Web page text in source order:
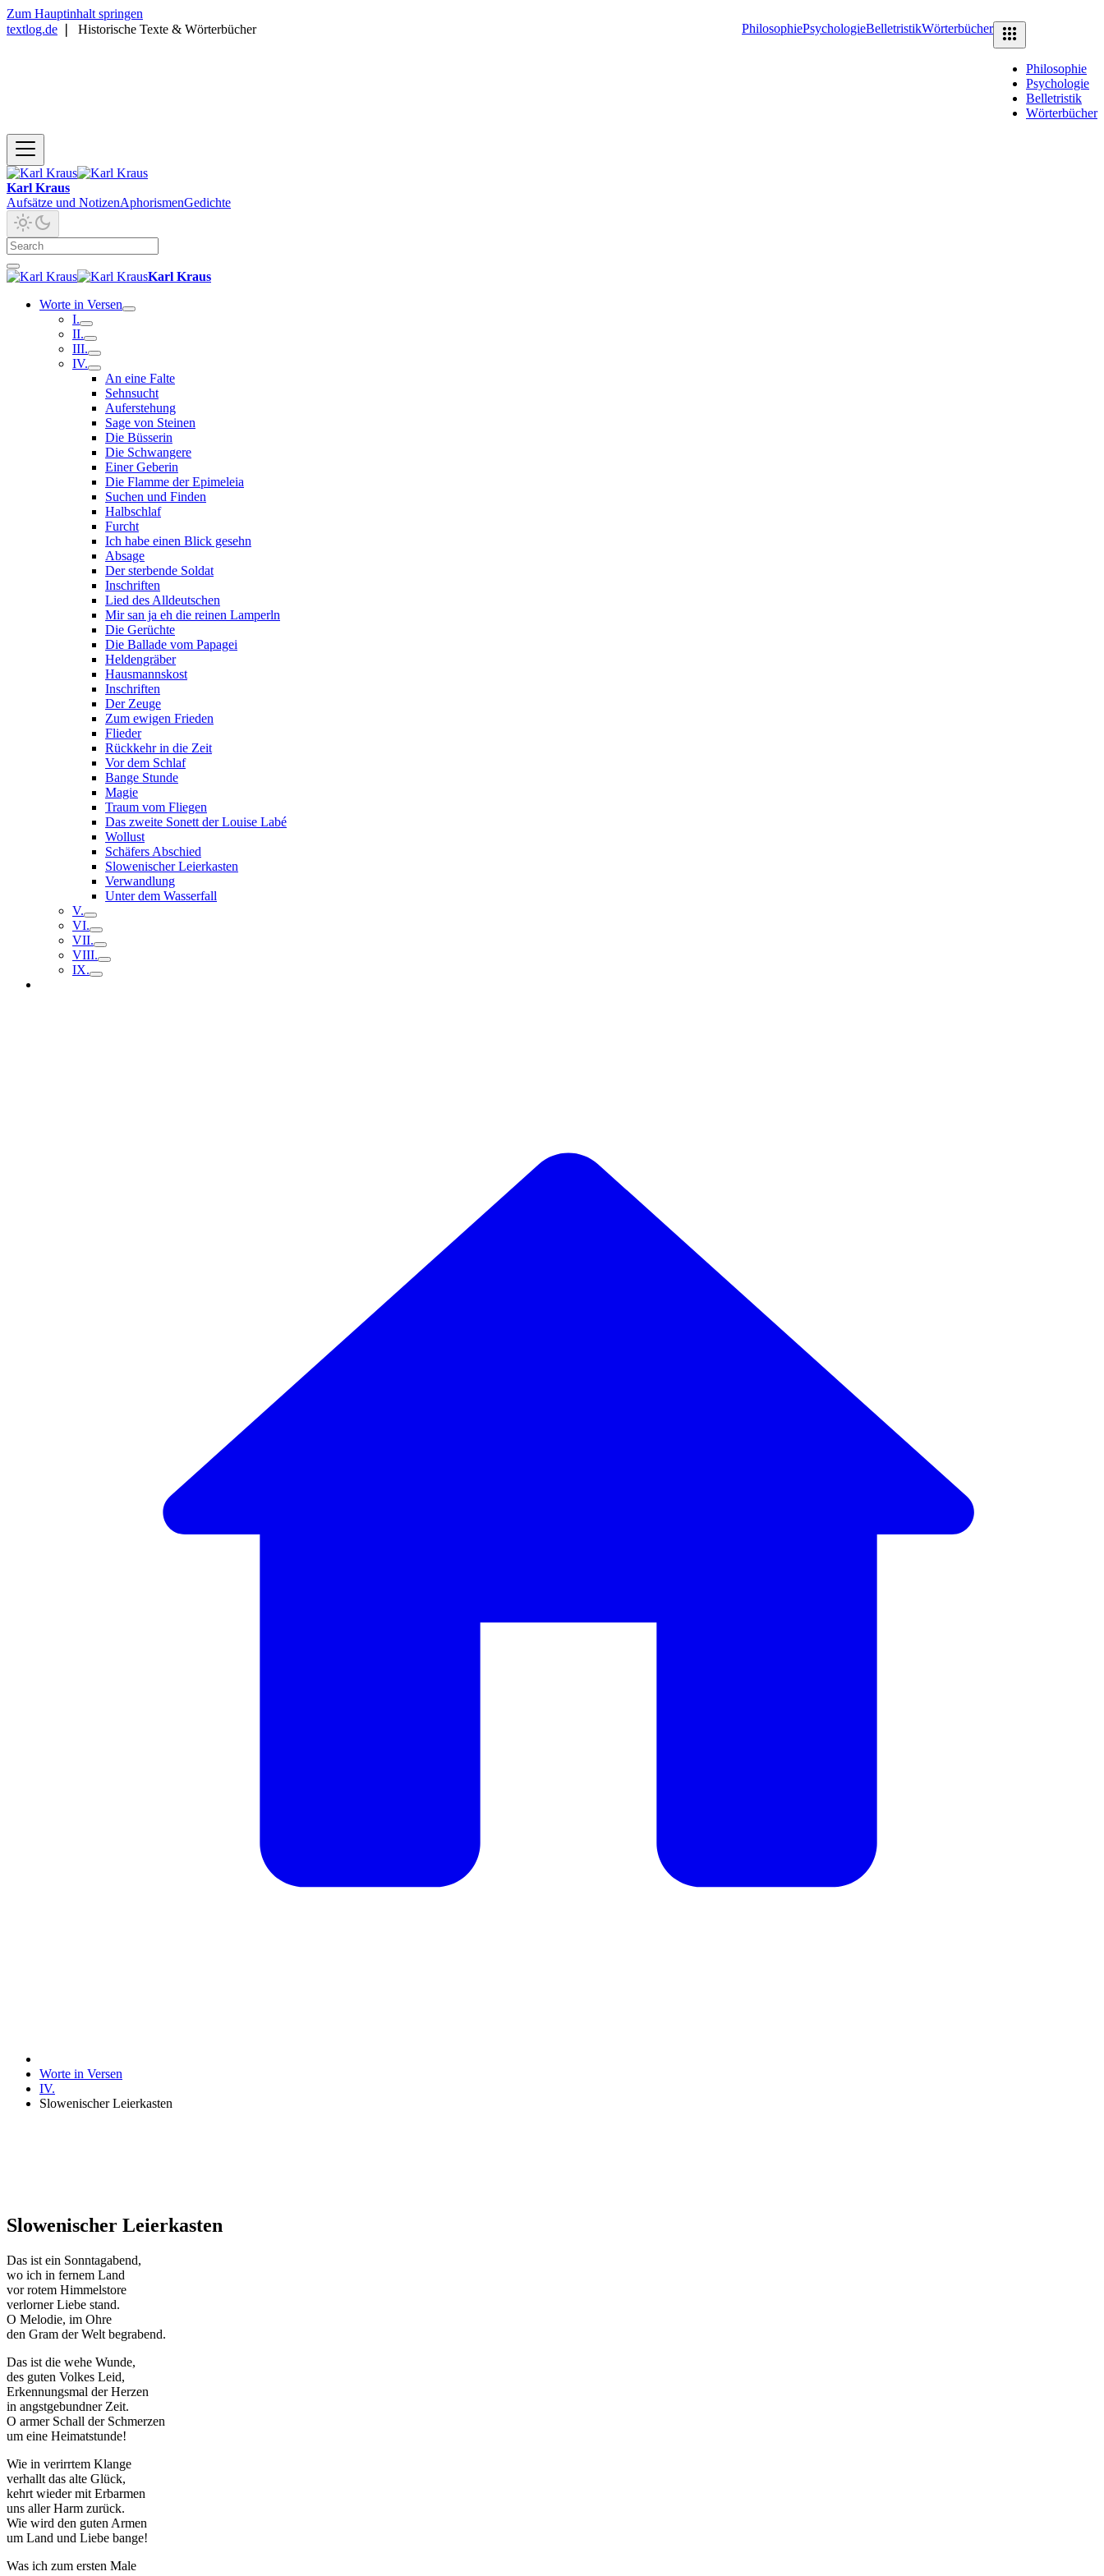
Zum Hauptinhalt springen
textlog.de
Historische Texte & Wörterbücher PhilosophiePsychologieBelletristikWörterbücher
Philosophie
Psychologie
Belletristik
Wörterbücher
Karl Kraus
Aufsätze und NotizenAphorismenGedichte
Karl Kraus
Worte in Versen
I.
II.
III.
IV.
An eine Falte
Sehnsucht
Auferstehung
Sage von Steinen
Die Büsserin
Die Schwangere
Einer Geberin
Die Flamme der Epimeleia
Suchen und Finden
Halbschlaf
Furcht
Ich habe einen Blick gesehn
Absage
Der sterbende Soldat
Inschriften
Lied des Alldeutschen
Mir san ja eh die reinen Lamperln
Die Gerüchte
Die Ballade vom Papagei
Heldengräber
Hausmannskost
Inschriften
Der Zeuge
Zum ewigen Frieden
Flieder
Rückkehr in die Zeit
Vor dem Schlaf
Bange Stunde
Magie
Traum vom Fliegen
Das zweite Sonett der Louise Labé
Wollust
Schäfers Abschied
Slowenischer Leierkasten
Verwandlung
Unter dem Wasserfall
V.
VI.
VII.
VIII.
IX.
Worte in Versen
IV.
Slowenischer Leierkasten
Slowenischer Leierkasten
Das ist ein Sonntagabend,
wo ich in fernem Land
vor rotem Himmelstore
verlorner Liebe stand.
O Melodie, im Ohre
den Gram der Welt begrabend.
Das ist die wehe Wunde,
des guten Volkes Leid,
Erkennungsmal der Herzen
in angstgebundner Zeit.
O armer Schall der Schmerzen
um eine Heimatstunde!
Wie in verirrtem Klange
verhallt das alte Glück,
kehrt wieder mit Erbarmen
uns aller Harm zurück.
Wie wird den guten Armen
um Land und Liebe bange!
Was ich zum ersten Male